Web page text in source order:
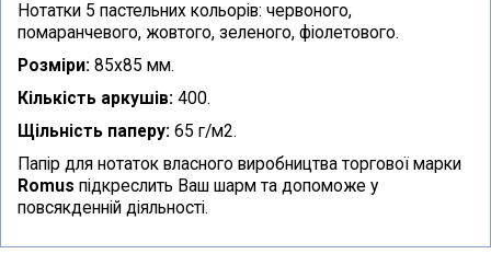
Нотатки 5 пастельних кольорів: червоного,
помаранчевого, жовтого, зеленого, фіолетового.
Розміри: 85х85 мм.
Кількість аркушів: 400.
Щільність паперу: 65 г/м2.
Папір для нотаток власного виробництва торгової марки
Romus підкреслить Ваш шарм та допоможе у
повсякденній діяльності.